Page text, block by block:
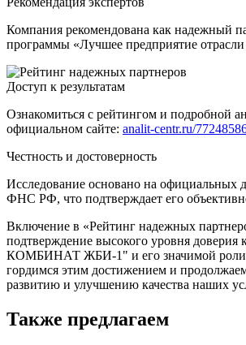
Компания рекомендована как надежный
программы «Лучшее предприятие отрасли
Доступ к результатам
Ознакомиться с рейтингом и подробной
официальном сайте: analit-centr.ru/
Честность и достоверность
Исследование основано на официальных
ФНС РФ, что подтверждает его
Включение в «Рейтинг надежных
подтверждение высокого уровня
КОМБИНАТ ЖБИ-1" и его значимой роли
гордимся этим достижением и
развитию и улучшению качества наших
Также предлагаем